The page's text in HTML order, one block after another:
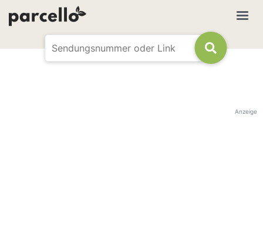
Anzeige